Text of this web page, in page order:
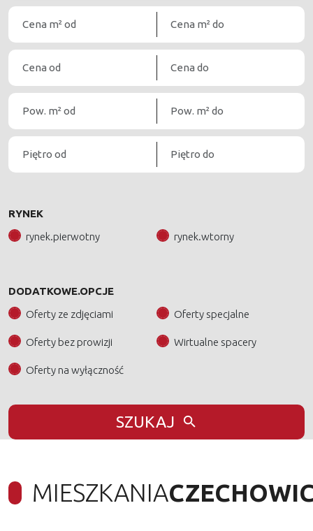
RYNEK
rynek.pierwotny
rynek.wtorny
DODATKOWE.OPCJE
Oferty ze zdjęciami
Oferty specjalne
Oferty bez prowizji Wirtualne spacery
Oferty na wyłączność
SZUKAJ
MIESZKANIA